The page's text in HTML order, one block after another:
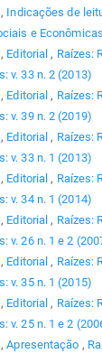
Indicações de
e
Editorial, Raízes:
v. 33 n. 2 (2013)
Editorial, Raízes:
v. 39 n. 2 (2019)
Editorial, Raízes:
v. 33 n. 1 (2013)
Editorial, Raízes:
v. 34 n. 1 (2014)
Editorial, Raízes:
v. 26 n. 1 e 2
Editorial, Raízes:
v. 35 n. 1 (2015)
Editorial, Raízes:
v. 25 n. 1 e 2
Apresentação ,